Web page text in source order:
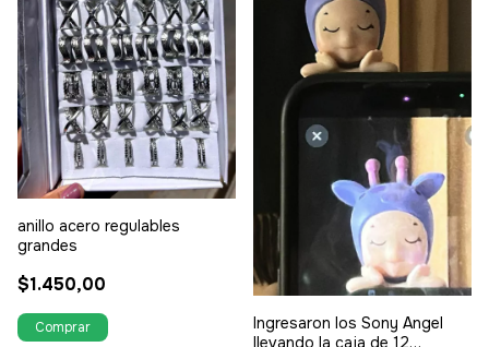
anillo acero regulables
grandes
$1.450,00
Ingresaron los Sony Angel
llevando la caja de 12